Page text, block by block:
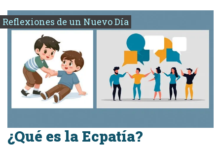
Reflexiones de un Nuevo Día
¿Qué es la Ecpatía?